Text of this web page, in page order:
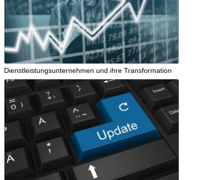
Dienstleistungsunternehmen und ihre Transformation